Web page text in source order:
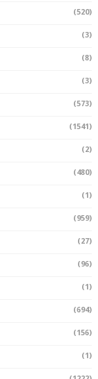
(520)
(3)
(8)
(3)
(573)
(1541)
(2)
(480)
(1)
(959)
(27)
(96)
(1)
(694)
(156)
(1)